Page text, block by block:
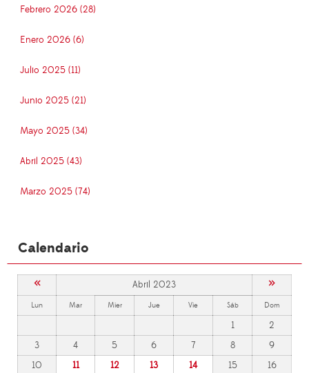
Febrero 2026 (28)
Enero 2026 (6)
Julio 2025 (11)
Junio 2025 (21)
Mayo 2025 (34)
Abril 2025 (43)
Marzo 2025 (74)
Calendario
« Abril 2023 »
Lun Mar Mier Jue Vie Sáb Dom
1
2
3
4 5 6 7 8
9
10
11 12 13 14 15
16